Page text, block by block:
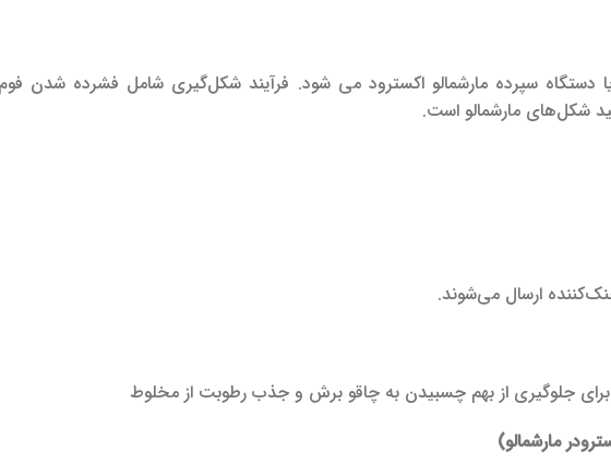
یا دستگاه سپرده مارشمالو اکسترود می شود. فرآیند شکل‌گیری شامل فشرده شدن
شکل‌های مارشمالو است.
ارسال می‌شوند.
برای جلوگیری از بهم چسبیدن به چاقو برش و جذب رطوبت از مخلوط